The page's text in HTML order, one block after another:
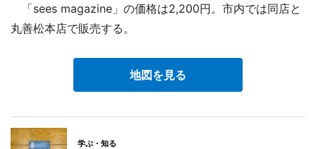
「sees magazine」の価格は2,200円。市内では同店と
丸善松本店で販売する。
地図を見る
学ぶ・知る